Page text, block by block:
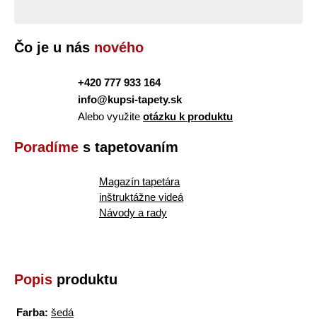
Čo je u nás nového
+420 777 933 164
info@kupsi-tapety.sk
Alebo využite otázku k produktu
Poradíme s tapetovaním
Magazín tapetára
inštruktážne videá
Návody a rady
Popis produktu
Farba: šedá